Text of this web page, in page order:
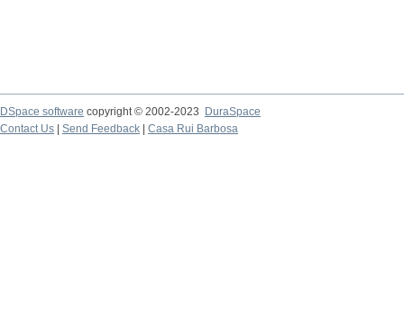
DSpace software copyright © 2002-2023
DuraSpace
Contact Us
Send Feedback Casa Rui Barbosa